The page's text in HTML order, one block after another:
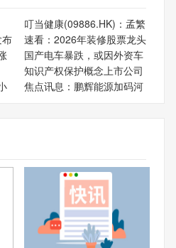
叮当健康(09886.HK)：孟繁
速看：2026年装修股票龙头
国产电车暴跌，或因外资车
知识产权保护概念上市公司
焦点讯息：鹏辉能源加码河